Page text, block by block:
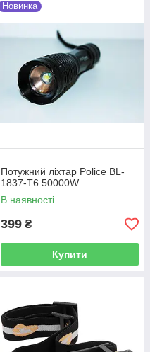
Новинка
Потужний ліхтар Police BL-
1837-T6 50000W
В наявності
399 ₴
Купити